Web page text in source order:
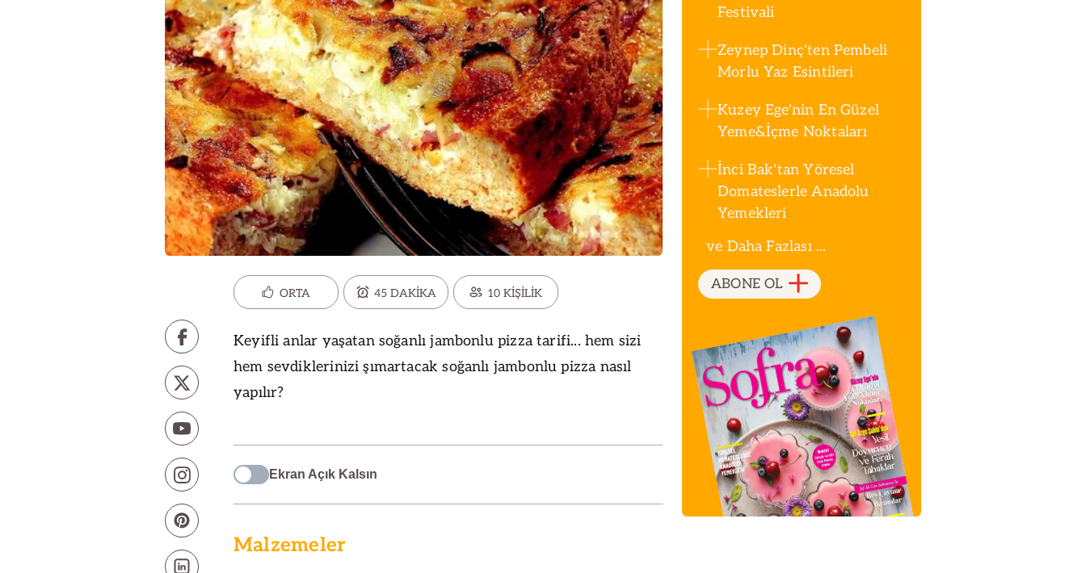
ORTA 45 DAKİKA 10 KİŞİLİK
Keyifli anlar yaşatan soğanlı jambonlu pizza tarifi... hem sizi
hem sevdiklerinizi şımartacak soğanlı jambonlu pizza nasıl
yapılır?
Ekran Açık Kalsın
Malzemeler
Festivali
Zeynep Dinç'ten Pembeli
Morlu Yaz Esintileri
Kuzey Ege'nin En Güzel
Yeme&İçme Noktaları
İnci Bak'tan Yöresel
Domateslerle Anadolu
Yemekleri
ve Daha Fazlası ...
ABONE OL